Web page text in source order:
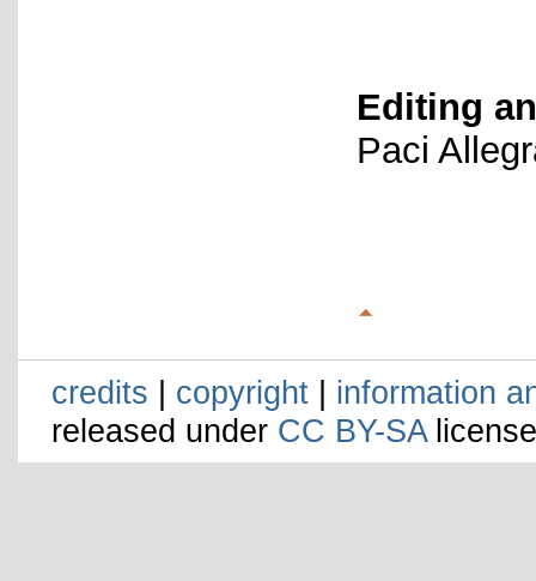
Editing
Paci
credits | copyright | information
released under CC BY-SA